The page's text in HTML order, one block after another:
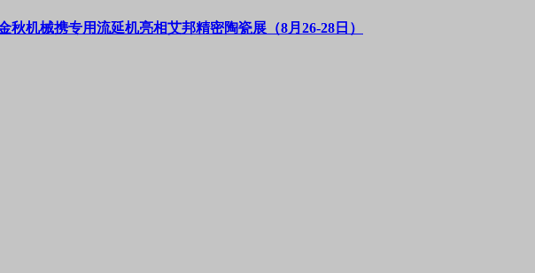
机械携专用流延机亮相艾邦精密陶瓷展（8月26-28日）